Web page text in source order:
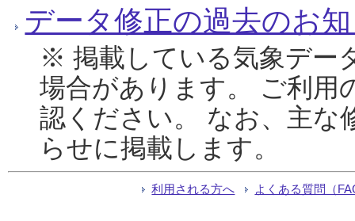
データ修正の過去のお
※ 掲載している気象デー
場合があります。 ご利用
認ください。 なお、主な
らせに掲載します。
利用される方へ よくある質問（